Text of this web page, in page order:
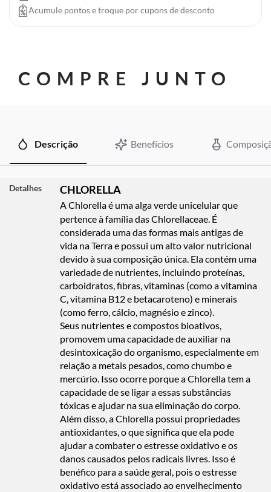
Acumule pontos e troque por cupons de desconto
COMPRE JUNTO
Descrição Benefícios
Detalhes CHLORELLA
A Chlorella é uma alga verde unicelular que
pertence à família das Chlorellaceae. É
considerada uma das formas mais antigas de
vida na Terra e possui um alto valor nutricional
devido à sua composição única. Ela contém uma
variedade de nutrientes, incluindo proteínas,
carboidratos, fibras, vitaminas (como a vitamina
C, vitamina B12 e betacaroteno) e minerais
(como ferro, cálcio, magnésio e zinco).
Seus nutrientes e compostos bioativos,
promovem uma capacidade de auxiliar na
desintoxicação do organismo, especialmente em
relação a metais pesados, como chumbo e
mercúrio. Isso ocorre porque a Chlorella tem a
capacidade de se ligar a essas substâncias
tóxicas e ajudar na sua eliminação do corpo.
Além disso, a Chlorella possui propriedades
antioxidantes, o que significa que ela pode
ajudar a combater o estresse oxidativo e os
danos causados pelos radicais livres. Isso é
benéfico para a saúde geral, pois o estresse
oxidativo está associado ao envelhecimento